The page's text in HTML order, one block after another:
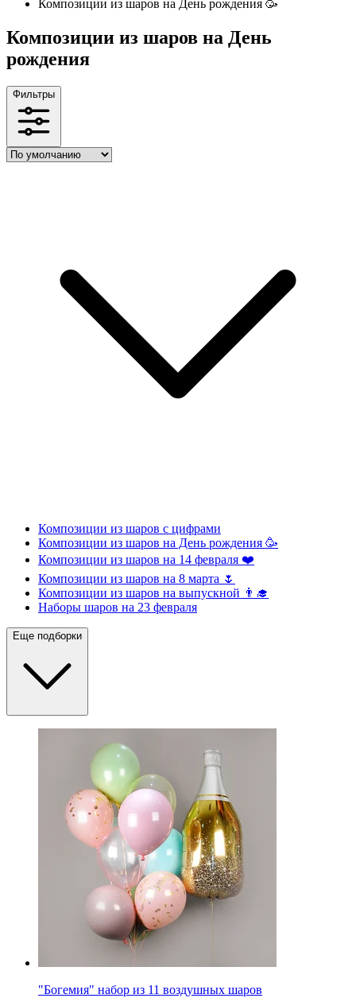
Композиции из шаров на День рождения 🥳
Композиции из шаров на День
рождения
Фильтры
Композиции из шаров с цифрами
Композиции из шаров на День рождения 🥳
Композиции из шаров на 14 февраля ❤️
Композиции из шаров на 8 марта 🌷
Композиции из шаров на выпускной 👨‍🎓
Наборы шаров на 23 февраля
Еще подборки
"Богемия" набор из 11 воздушных шаров